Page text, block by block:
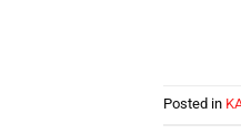
Posted in